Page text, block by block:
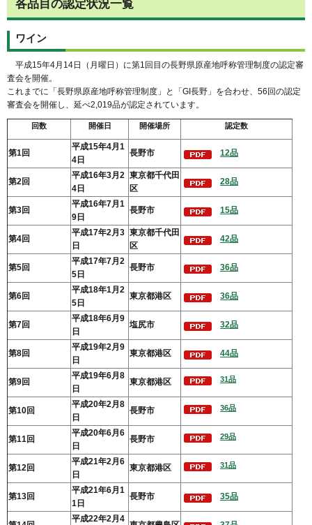
各品目の認定状況一覧
ワイン
平成15年4月14日（月曜日）に第1回目の長野県原産地呼称管理制度の認定審
査会を開催。
これまでに「長野県原産地呼称管理制度」と「GI長野」を合わせ、56回の認定
審査会を開催し、延べ2,019品が認定されています。
回数 開催日 開催場所 認定数
第1回
平成15年4月1
4日
長野市 12品
第2回
平成16年3月2
4日
東京都千代田
区
28品
第3回
平成16年7月1
9日
長野市 15品
第4回
平成17年2月3
日
東京都千代田
区
42品
第5回
平成17年7月2
5日
長野市 36品
第6回
平成18年1月2
5日
東京都港区 36品
第7回
平成18年6月9
日
塩尻市 32品
第8回
平成19年2月9
日
東京都港区 44品
第9回
平成19年6月8
日
東京都港区 31品
第10回
平成20年2月8
日
長野市 36品
第11回
平成20年6月6
日
長野市 29品
第12回
平成21年2月6
日
東京都港区 31品
第13回
平成21年6月1
1日
長野市 35品
平成22年2月4